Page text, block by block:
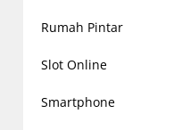
Rumah Pintar
Slot Online
Smartphone